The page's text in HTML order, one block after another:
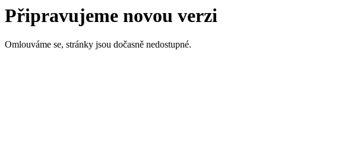
Připravujeme novou verzi
Omlouváme se, stránky jsou dočasně nedostupné.